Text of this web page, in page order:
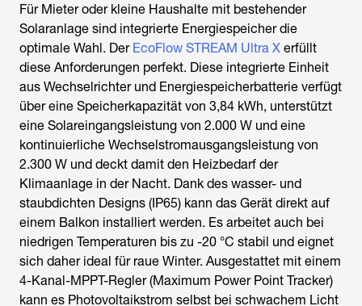
Für Mieter oder kleine Haushalte mit bestehender
Solaranlage sind integrierte Energiespeicher die
optimale Wahl. Der EcoFlow STREAM Ultra X erfüllt
diese Anforderungen perfekt. Diese integrierte Einheit
aus Wechselrichter und Energiespeicherbatterie verfügt
über eine Speicherkapazität von 3,84 kWh, unterstützt
eine Solareingangsleistung von 2.000 W und eine
kontinuierliche Wechselstromausgangsleistung von
2.300 W und deckt damit den Heizbedarf der
Klimaanlage in der Nacht. Dank des wasser- und
staubdichten Designs (IP65) kann das Gerät direkt auf
einem Balkon installiert werden. Es arbeitet auch bei
niedrigen Temperaturen bis zu -20 °C stabil und eignet
sich daher ideal für raue Winter. Ausgestattet mit einem
4-Kanal-MPPT-Regler (Maximum Power Point Tracker)
kann es Photovoltaikstrom selbst bei schwachem Licht